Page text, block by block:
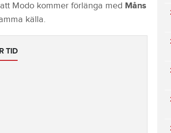
Modo kommer förlänga med Måns
källa.
TID